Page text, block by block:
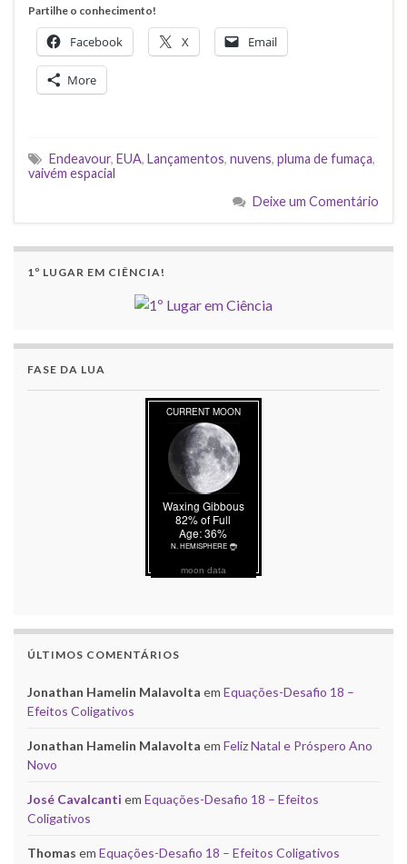
Partilhe o conhecimento!
Facebook X Email
More
Endeavour, EUA, Lançamentos, nuvens, pluma de fumaça,
vaivém espacial
Deixe um Comentário
1º LUGAR EM CIÊNCIA!
FASE DA LUA
moon data
ÚLTIMOS COMENTÁRIOS
Jonathan Hamelin Malavolta em Equações-Desafio 18 –
Efeitos Coligativos
Jonathan Hamelin Malavolta em Feliz Natal e Próspero Ano
Novo
José Cavalcanti em Equações-Desafio 18 – Efeitos
Coligativos
Thomas em Equações-Desafio 18 – Efeitos Coligativos